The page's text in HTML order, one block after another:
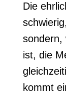
Die
sondern,
ist, die
kommt